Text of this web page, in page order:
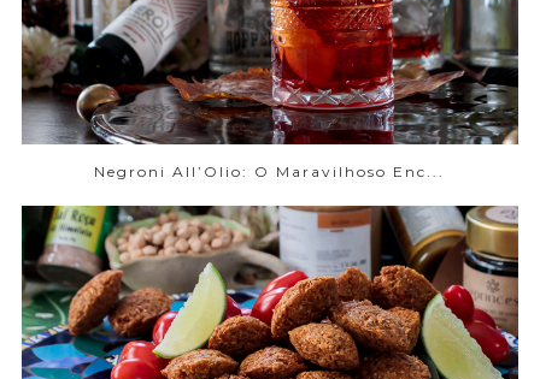
Negroni All’Olio: O Maravilhoso Enc...